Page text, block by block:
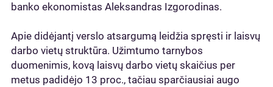
banko ekonomistas Aleksandras Izgorodinas.
Apie didėjantį verslo atsargumą leidžia spręsti ir laisvų
darbo vietų struktūra. Užimtumo tarnybos
duomenimis, kovą laisvų darbo vietų skaičius per
metus padidėjo 13 proc., tačiau sparčiausiai augo